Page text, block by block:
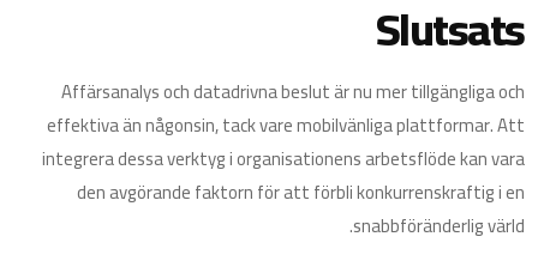
Slutsats
Affärsanalys och datadrivna beslut är nu mer tillgängliga och
effektiva än någonsin, tack vare mobilvänliga plattformar. Att
integrera dessa verktyg i organisationens arbetsflöde kan vara
den avgörande faktorn för att förbli konkurrenskraftig i en
snabbföränderlig värld.